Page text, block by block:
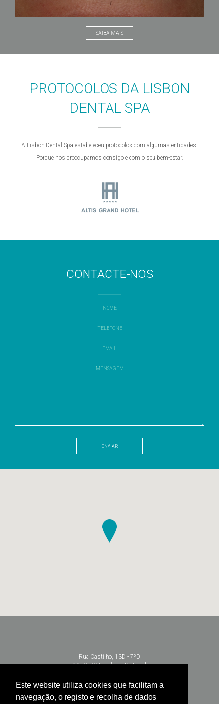
Este website utiliza cookies que facilitam a
navegação, o registo e recolha de dados
SAIBA MAIS
PROTOCOLOS DA LISBON
DENTAL SPA
A Lisbon Dental Spa estabeleceu protocolos com algumas entidades.
Porque nos preocupamos consigo e com o seu bem-estar.
CONTACTE-NOS
Rua Castilho, 13D - 7ºD
1250 - 066 Lisboa - Portugal
info@lisbondentalspa.pt